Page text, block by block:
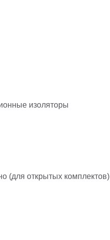
изоляторы
(для открытых комплектов)